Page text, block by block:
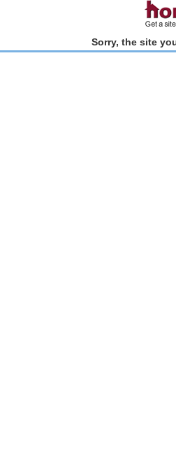
Sorry, the site